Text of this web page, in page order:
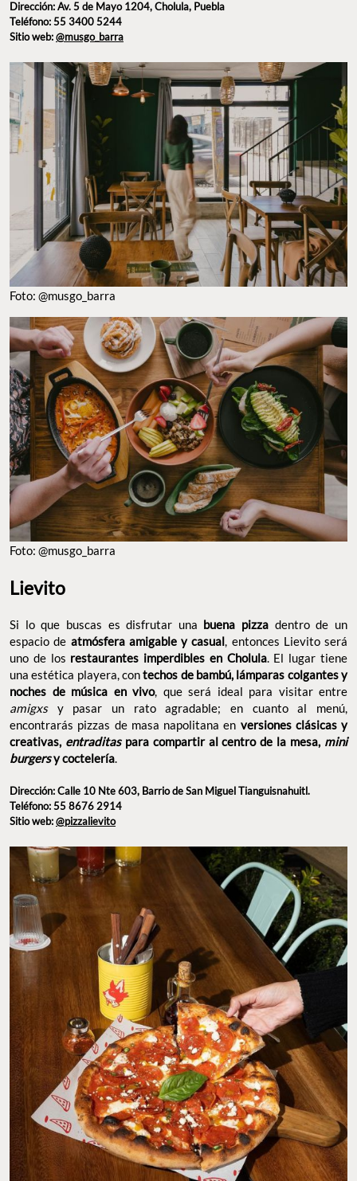
Dirección: Av. 5 de Mayo 1204, Cholula, Puebla
Teléfono: 55 3400 5244
Sitio web:@musgo_barra
Foto: @musgo_barra
Foto: @musgo_barra
Lievito
Si lo que buscas es disfrutar una buena pizza dentro de un
espacio de atmósfera amigable y casual, entonces Lievito será
uno de los restaurantes imperdibles en Cholula. El lugar tiene
una estética playera, contechos de bambú, lámparas colgantes y
noches de música en vivo, que será ideal para visitar entre
amigxsy pasar un rato agradable; en cuanto al menú,
encontrarás pizzas de masa napolitana en versiones clásicas y
creativas, entraditas para compartir al centro de la mesa, mini
burgersy coctelería.
Dirección: Calle 10 Nte 603, Barrio de San Miguel Tianguisnahuitl.
Teléfono: 55 8676 2914
Sitio web:@pizzalievito